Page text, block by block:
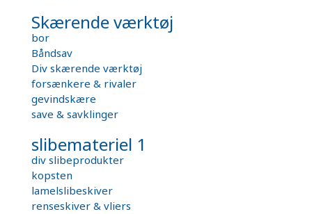
Skærende værktøj
bor
Båndsav
Div skærende værktøj
forsænkere & rivaler
gevindskære
save & savklinger
slibemateriel 1
div slibeprodukter
kopsten
lamelslibeskiver
renseskiver & vliers